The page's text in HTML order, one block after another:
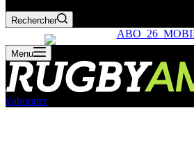
Rechercher
Menu
s'abonner